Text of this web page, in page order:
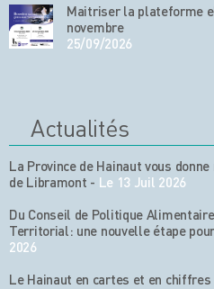
Maitriser la plateforme
novembre
25/09/2026
Actualités
La Province de Hainaut vous
de Libramont - Le 13 Juil 2026
Du Conseil de Politique
Territorial: une nouvelle étape
2026
Le Hainaut en cartes et en chiffres